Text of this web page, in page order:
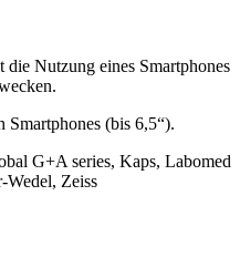
Nutzung eines Smartphones
(bis 6,5“).
G+A series, Kaps, Labomed
Zeiss